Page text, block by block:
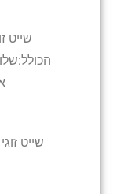
שייט
שייט